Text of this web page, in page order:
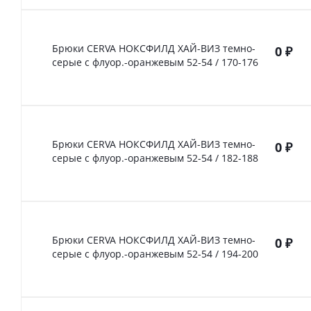
Брюки CERVA НОКСФИЛД ХАЙ-ВИЗ темно-
серые с флуор.-оранжевым 52-54 / 170-176
0 ₽
Брюки CERVA НОКСФИЛД ХАЙ-ВИЗ темно-
серые с флуор.-оранжевым 52-54 / 182-188
0 ₽
Брюки CERVA НОКСФИЛД ХАЙ-ВИЗ темно-
серые с флуор.-оранжевым 52-54 / 194-200
0 ₽